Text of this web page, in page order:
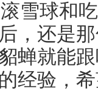
雪球和
，还是
蝉就能
经验，